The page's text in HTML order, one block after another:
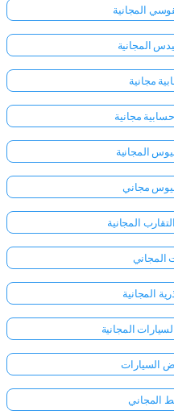
المجانية
المجانية
مجانية
مجانية
المجانية
مجاني
المجانية
المجاني
المجانية
المجانية
السيارات
المجاني